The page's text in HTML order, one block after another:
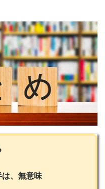
は、無意味